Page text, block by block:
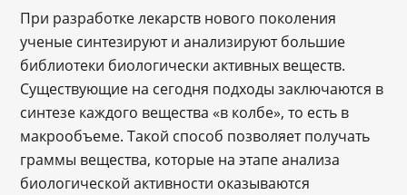
При разработке лекарств нового поколения
ученые синтезируют и анализируют большие
библиотеки биологически активных веществ.
Существующие на сегодня подходы заключаются в
синтезе каждого вещества «в колбе», то есть в
макрообъеме. Такой способ позволяет получать
граммы вещества, которые на этапе анализа
биологической активности оказываются